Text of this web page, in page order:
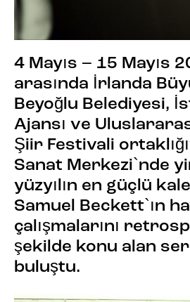
4 Mayıs – 15 Mayıs
arasında İrlanda
Beyoğlu Belediyesi,
Ajansı ve
Şiir Festivali
Sanat Merkezi`nde
yüzyılın en güçlü
Samuel Beckett`ın
çalışmalarını
şekilde konu alan
buluştu.